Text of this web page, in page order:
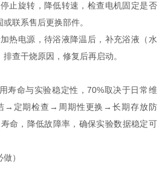
止旋转，降低转速，检查电机固定是否
或联系售后更换部件。
热电源，待浴液降温后，补充浴液（水
排查干烧原因，修复后再启动。
寿命与实验稳定性，70%取决于日常维
→定期检查→周期性更换→长期存放防
命，降低故障率，确保实验数据稳定可
做）